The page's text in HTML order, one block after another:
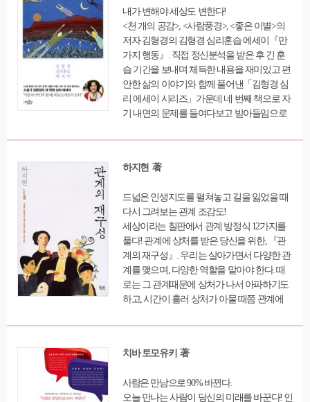
내가 변해야 세상도 변한다!
<천 개의 공감>, <사람풍경>, <좋은 이별>의
저자 김형경의 김형경 심리훈습 에세이『만
가지 행동』. 직접 정신분석을 받은 후 긴 훈
습 기간을 보내며 체득한 내용을 재미있고 편
안한 삶의 이야기와 함께 풀어낸「김형경 심
리 에세이 시리즈」가운데 네 번째 책으로 자
기 내면의 문제를 들여다보고 받아들임으로
있다. 실제 정신분석을 받은 후 계속해서 자신
삶의 이야기와 함께 쉽게 풀어냈다. 유아기에
는 과정과 무의식적으로 회피해 온 영역으로
발을 내딛으며 새로운 지평을 탐색해나가는
과정, 경험을 나눈다는 생각으로 시작한 모임
에서 경험한 훈습의 과정, 정신분석 심리 치료
의 종결과 그 너머의 이야기까지 오롯이 담아
냈다. 이를 통해 풍요로운 삶을 살아가고자 하
는 이들에게 자신의 인생과 마음의 주인이 되
는 길을 찾을 수 있는 깨달음을 전해준다.
하지현 著
드넓은 인생지도를 펼쳐놓고 길을 잃었을 때
다시 그려보는 관계 조감도!
세상이라는 칠판에서 관계 방정식 12가지를
풀다! 관계에 상처를 받은 당신을 위한, 『관
계의 재구성』. 우리는 살아가면서 다양한 관
계를 맺으며, 다양한 역할을 맡아야 한다. 때
로는 그 관계때문에 상처가 나서 아파하기도
하고, 시간이 흘러 상처가 아물 때쯤 관계에
관계의 틀 중 12가지 틀을 골라 집중적으로 이
읽어나갈 수 있도록 도와주고 있다. 저자는 특
제를 특수성보다는 보편성을 담고 있는 영화
치바 토모유키 著
사람은 만남으로 90% 바뀐다.
오늘 만나는 사람이 당신의 미래를 바꾼다! 인